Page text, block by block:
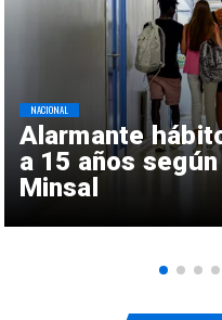
Alarmante
a 15 años
Minsal
NACIONAL